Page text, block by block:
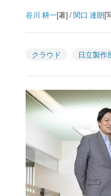
谷川 耕一[著] /関口 達朗[
クラウド 日立製作